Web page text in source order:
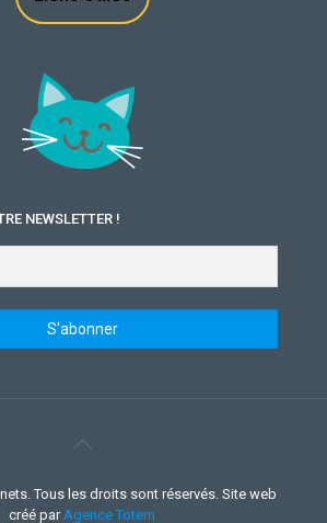
NEWSLETTER !
Tous les droits sont réservés. Site web
créé par Agence Totem